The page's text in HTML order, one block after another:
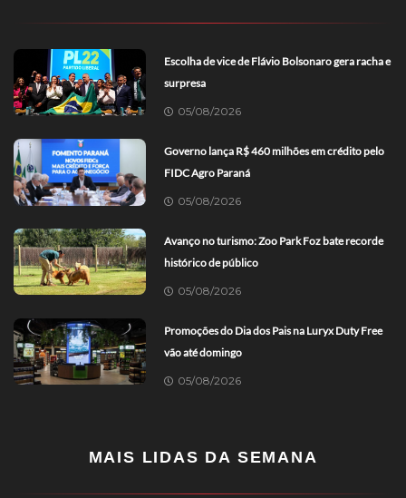
Escolha de vice de Flávio Bolsonaro gera racha e
surpresa
05/08/2026
Governo lança R$ 460 milhões em crédito pelo
FIDC Agro Paraná
05/08/2026
Avanço no turismo: Zoo Park Foz bate recorde
histórico de público
05/08/2026
Promoções do Dia dos Pais na Luryx Duty Free
vão até domingo
05/08/2026
MAIS LIDAS DA SEMANA